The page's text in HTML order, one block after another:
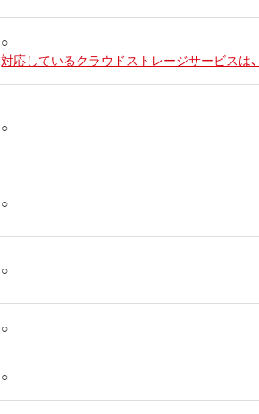
○
対応しているクラウドストレージサービスは
○
○
○
○
○